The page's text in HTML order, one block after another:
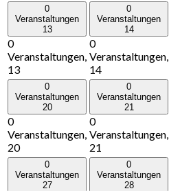
0
Veranstaltungen
13
0
Veranstaltungen,
13
0
Veranstaltungen
14
0
Veranstaltungen,
14
0
Veranstaltungen
20
0
Veranstaltungen,
20
0
Veranstaltungen
21
0
Veranstaltungen,
21
0
Veranstaltungen
27
0
Veranstaltungen
28